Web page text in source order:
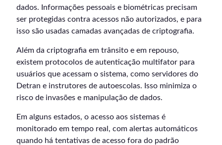
dados. Informações pessoais e biométricas precisam
ser protegidas contra acessos não autorizados, e para
isso são usadas camadas avançadas de criptografia.
Além da criptografia em trânsito e em repouso,
existem protocolos de autenticação multifator para
usuários que acessam o sistema, como servidores do
Detran e instrutores de autoescolas. Isso minimiza o
risco de invasões e manipulação de dados.
Em alguns estados, o acesso aos sistemas é
monitorado em tempo real, com alertas automáticos
quando há tentativas de acesso fora do padrão